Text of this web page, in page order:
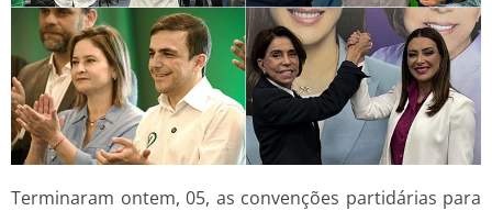
Terminaram ontem, 05, as convenções partidárias para